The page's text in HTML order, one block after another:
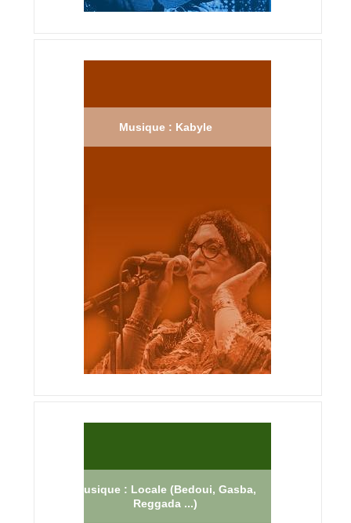
Musique : Kabyle
Musique : Locale (Bedoui, Gasba,
Reggada ...)